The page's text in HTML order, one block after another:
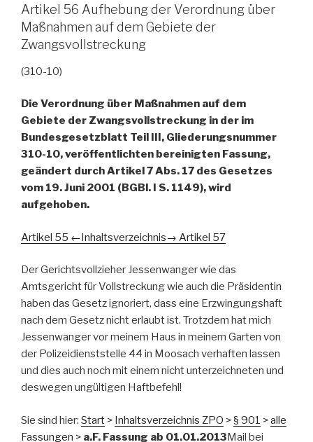
Artikel 56 Aufhebung der Verordnung über
Maßnahmen auf dem Gebiete der
Zwangsvollstreckung
(310-10)
Die Verordnung über Maßnahmen auf dem
Gebiete der Zwangsvollstreckung in der im
Bundesgesetzblatt Teil III, Gliederungsnummer
310-10, veröffentlichten bereinigten Fassung,
geändert durch Artikel 7 Abs. 17 des Gesetzes
vom 19. Juni 2001 (BGBl. I S. 1149), wird
aufgehoben.
Artikel 55 ←Inhaltsverzeichnis→ Artikel 57
Der Gerichtsvollzieher Jessenwanger wie das
Amtsgericht für Vollstreckung wie auch die Präsidentin
haben das Gesetz ignoriert, dass eine Erzwingungshaft
nach dem Gesetz nicht erlaubt ist. Trotzdem hat mich
Jessenwanger vor meinem Haus in meinem Garten von
der Polizeidienststelle 44 in Moosach verhaften lassen
und dies auch noch mit einem nicht unterzeichneten und
deswegen ungültigen Haftbefehl!
Sie sind hier: Start > Inhaltsverzeichnis ZPO >§ 901 >alle
Fassungen > a.F. Fassung ab 01.01.2013Mail bei